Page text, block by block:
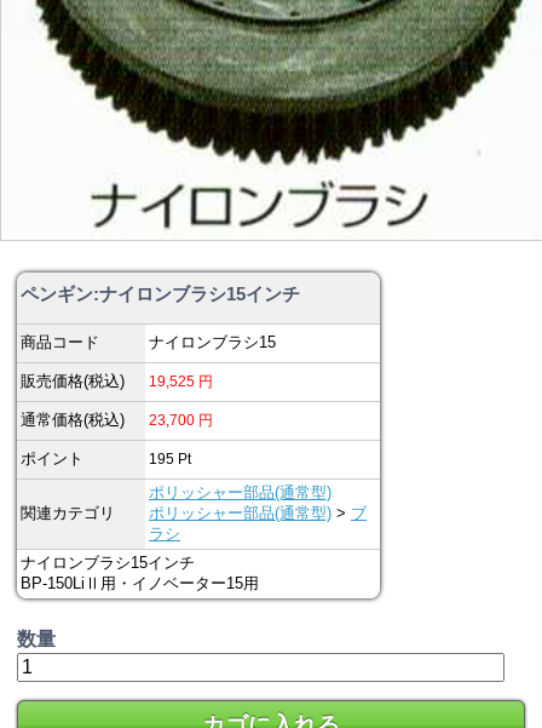
ペンギン:ナイロンブラシ15インチ
商品コード ナイロンブラシ15
販売価格(税込) 19,525 円
通常価格(税込) 23,700 円
ポイント 195 Pt
関連カテゴリ
ポリッシャー部品(通常型)
ポリッシャー部品(通常型) > ブ
ラシ
ナイロンブラシ15インチ
BP-150LiⅡ用・イノベーター15用
数量